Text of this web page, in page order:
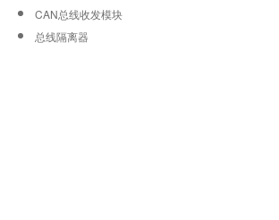
CAN总线收发模块
总线隔离器